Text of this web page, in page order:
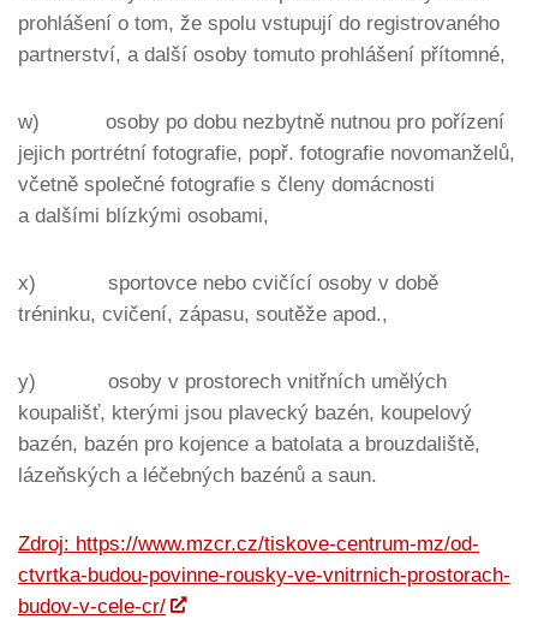
prohlášení o tom, že spolu vstupují do registrovaného
partnerství, a další osoby tomuto prohlášení přítomné,
w) osoby po dobu nezbytně nutnou pro pořízení
jejich portrétní fotografie, popř. fotografie novomanželů,
včetně společné fotografie s členy domácnosti
a dalšími blízkými osobami,
x) sportovce nebo cvičící osoby v době
tréninku, cvičení, zápasu, soutěže apod.,
y) osoby v prostorech vnitřních umělých
koupališť, kterými jsou plavecký bazén, koupelový
bazén, bazén pro kojence a batolata a brouzdaliště,
lázeňských a léčebných bazénů a saun.
Zdroj: https://www.mzcr.cz/tiskove-centrum-mz/od-
ctvrtka-budou-povinne-rousky-ve-vnitrnich-prostorach-
budov-v-cele-cr/